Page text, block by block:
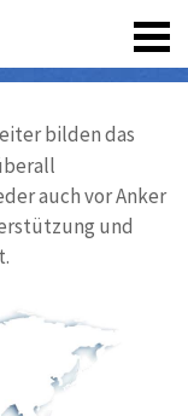
bilden das
auch vor Anker
und